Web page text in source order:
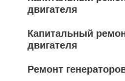
двигателя
Капитальный
двигателя
Ремонт